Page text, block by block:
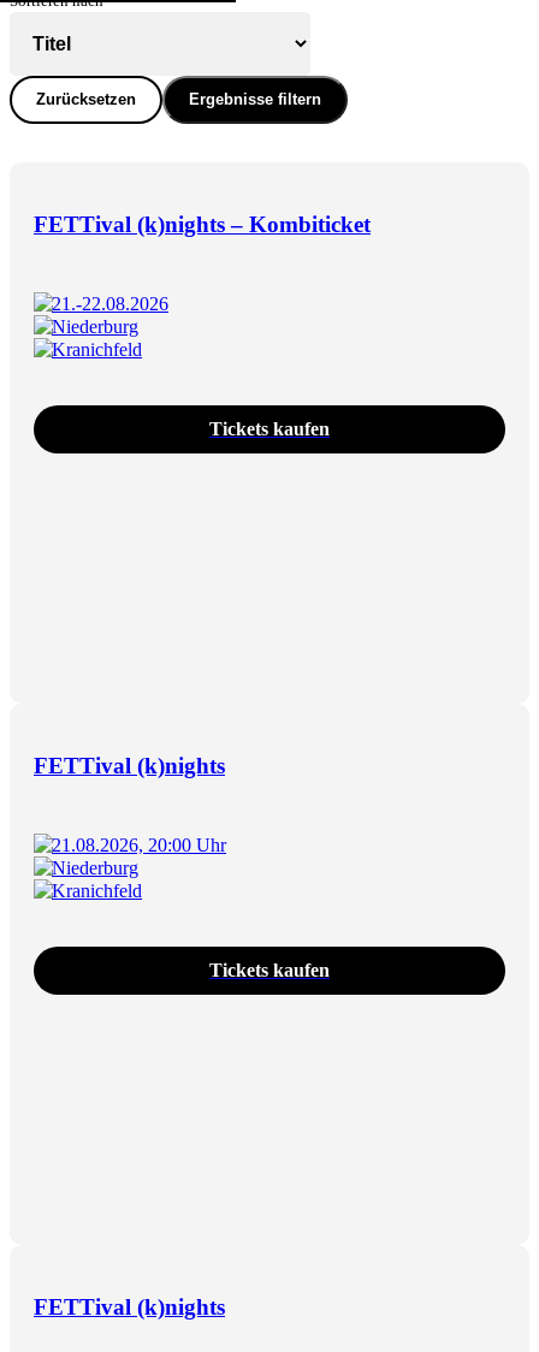
Zurücksetzen Ergebnisse filtern
FETTival (k)nights – Kombiticket
21.-22.08.2026
Niederburg
Kranichfeld
Tickets kaufen
FETTival (k)nights
21.08.2026, 20:00 Uhr
Niederburg
Kranichfeld
Tickets kaufen
FETTival (k)nights